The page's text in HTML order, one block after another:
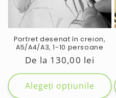
Portret desenat în creion,
A5/A4/A3, 1-10 persoane
Preț
obișnuit
De la 130,00 lei
Alegeți opțiunile